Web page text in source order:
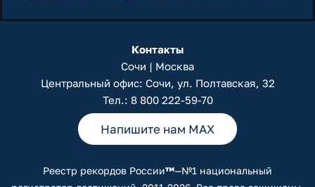
Контакты
Сочи | Москва
Центральный офис: Сочи, ул. Полтавская, 32
Тел.: 8 800 222-59-70
Напишите нам MAX
Реестр рекордов России™—№1 национальный